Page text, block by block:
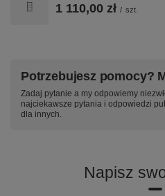
1 110,00 zł / szt.
Potrzebujesz pomocy?
Zadaj pytanie a my odpowiemy
najciekawsze pytania i odpowiedzi
dla innych.
Napisz